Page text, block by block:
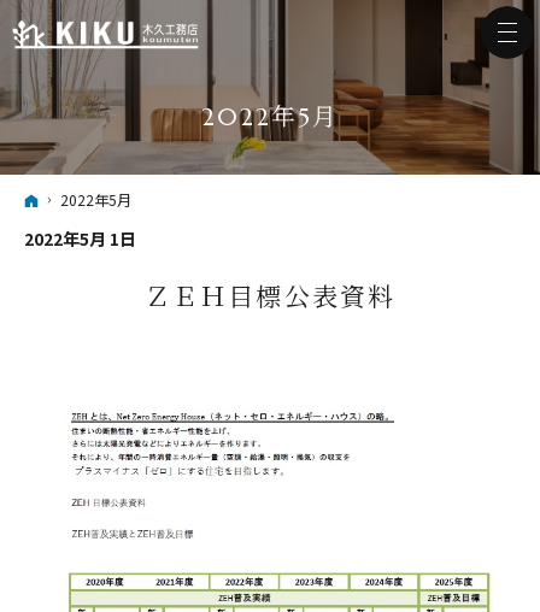
2022年5月
ホーム
2022年5月
2022年5月 1日
ＺＥＨ目標公表資料